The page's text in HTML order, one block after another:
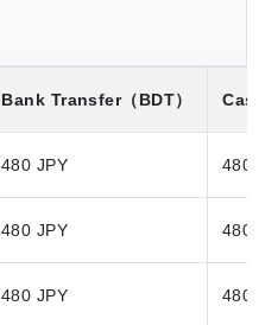
Bank Transfer（BDT）
480 JPY 480
480 JPY 480
480 JPY 480